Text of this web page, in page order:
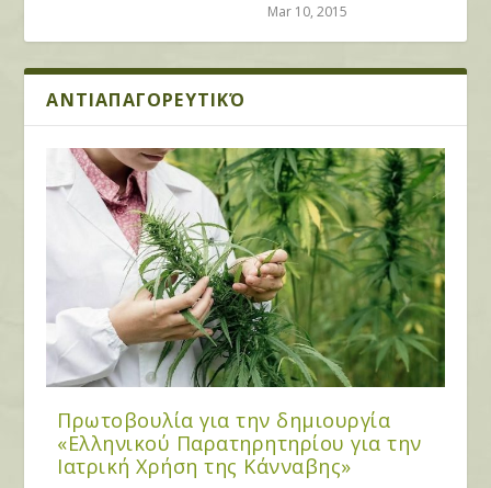
Mar 10, 2015
ΑΝΤΙΑΠΑΓΟΡΕΥΤΙΚΌ
Πρωτοβουλία για την δημιουργία
«Ελληνικού Παρατηρητηρίου για την
Ιατρική Χρήση της Κάνναβης»